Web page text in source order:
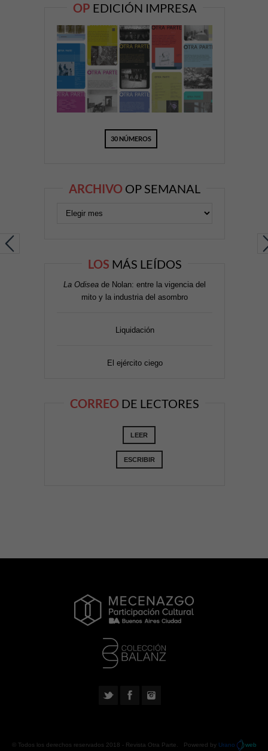
OP EDICIÓN IMPRESA
30 NÚMEROS
ARCHIVO OP SEMANAL
LOS MÁS LEÍDOS
La Odisea de Nolan: entre la vigencia del
mito y la industria del asombro
Liquidación
El ejército ciego
CORREO DE LECTORES
LEER
ESCRIBIR
© Todos los derechos reservados 2018 - Revista Otra Parte . Powered by Urano web